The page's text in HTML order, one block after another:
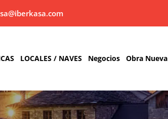
LOCALES / NAVES Negocios Obra Nueva